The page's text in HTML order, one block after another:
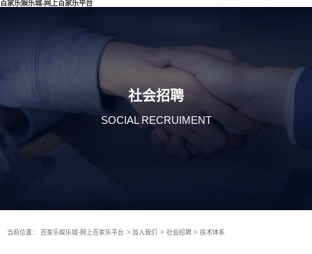
百家乐娱乐城-网上百家乐平台
社会招聘
SOCIAL RECRUIMENT
当前位置： 百家乐娱乐城-网上百家乐平台 > 加入我们 > 社会招聘 > 技术体系